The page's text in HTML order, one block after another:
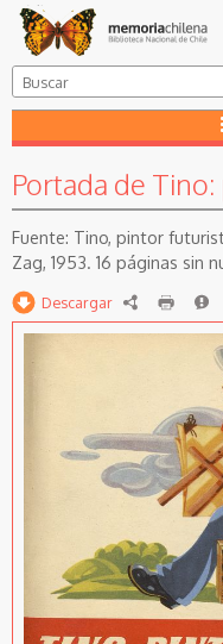
Portada de
Tino, pintor
Zag, 1953. 16 páginas sin
Descargar RDF imprimir